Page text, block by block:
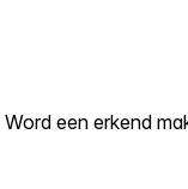
Word een erkend